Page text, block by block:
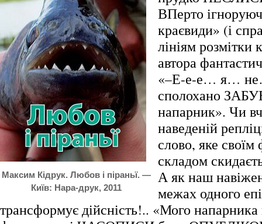
Максим Кідрук. Любов і піраньї. —
Київ: Нара-друк, 2011
ВПерто
краєвиди» (і
лініям розмітки
автора
«–Е-е-е… я…
сполохано
напарник». Чи
наведеній
слово, яке
складом
А як наш
межах одного
трансформує дійсність!.. «Мого